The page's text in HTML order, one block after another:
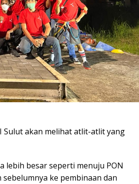
Sulut akan melihat atlit-atlit yang
lebih besar seperti menuju PON
ke pembinaan dan